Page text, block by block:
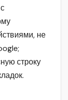
не
строку